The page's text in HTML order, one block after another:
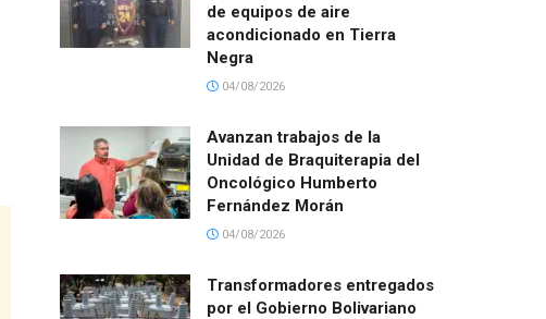
de equipos de aire
acondicionado en Tierra
Negra
04/08/2026
Avanzan trabajos de la
Unidad de Braquiterapia del
Oncológico Humberto
Fernández Morán
04/08/2026
Transformadores entregados
por el Gobierno Bolivariano